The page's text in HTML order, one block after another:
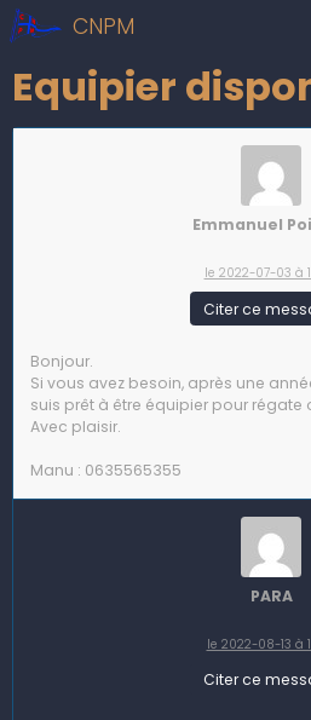
CNPM
Equipier
Emmanuel
le 2022-07-03 à
Citer ce
Bonjour.
Si vous avez besoin, après une
suis prêt à être équipier pour régate
Avec plaisir.
Manu : 0635565355
PARA
le 2022-08-13 à
Citer ce